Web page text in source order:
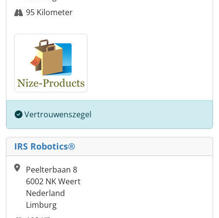
95 Kilometer
Vertrouwenszegel
IRS Robotics®
Peelterbaan 8
6002 NK Weert
Nederland
Limburg